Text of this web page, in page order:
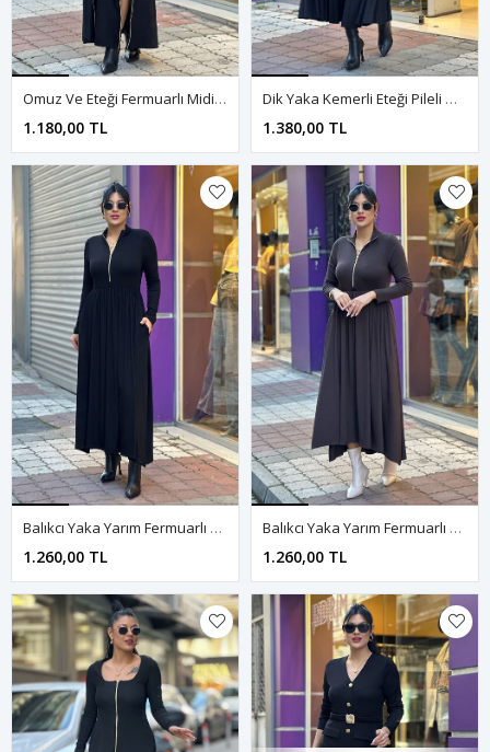
Omuz Ve Eteği Fermuarlı Midi Boy Elbise-Siyah
1.180,00 TL
Dik Yaka Kemerli Eteği Pileli Mid Boy Elbise-Siyah
1.380,00 TL
Balıkcı Yaka Yarım Fermuarlı Midi Boy Elbise-Siyah
1.260,00 TL
Balıkcı Yaka Yarım Fermuarlı Midi Boy Elbise-Kahve
1.260,00 TL